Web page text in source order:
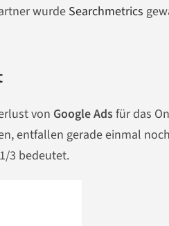
wurde Searchmetrics
von Google Adsfür das
entfallen gerade einmal
3 bedeutet.